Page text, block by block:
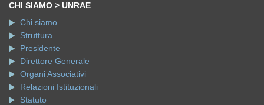
CHI SIAMO > UNRAE
Chi siamo
Struttura
Presidente
Direttore Generale
Organi Associativi
Relazioni Istituzionali
Statuto